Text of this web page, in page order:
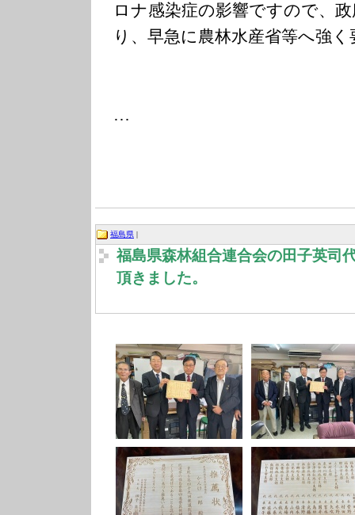
ロナ感染症の影響ですので、
り、早急に農林水産省等へ強
…
福島県 |
福島県森林組合連合会の田子英司
頂きました。